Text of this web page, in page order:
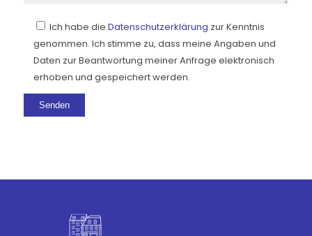
Ich habe die Datenschutzerklärung zur Kenntnis
genommen. Ich stimme zu, dass meine Angaben und
Daten zur Beantwortung meiner Anfrage elektronisch
erhoben und gespeichert werden.